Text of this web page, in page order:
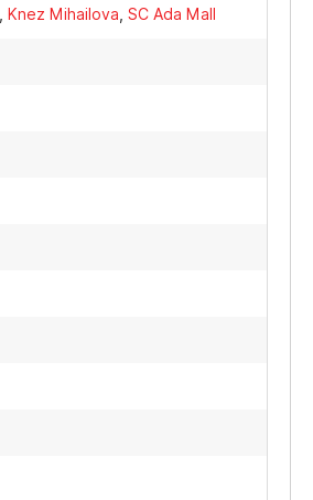
,Knez Mihailova ,SC Ada Mall